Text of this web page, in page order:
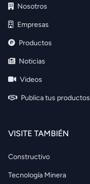
Nosotros
Empresas
Productos
Noticias
Videos
Publica tus productos
VISITE TAMBIÉN
Constructivo
Tecnología Minera